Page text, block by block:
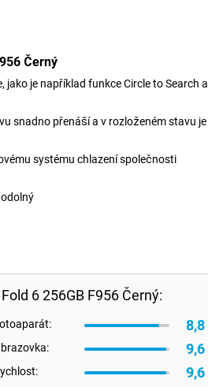
Černý
je například funkce Circle to Search a
snadno přenáší a v rozloženém stavu je
systému chlazení společnosti
6 256GB F956 Černý:
8,8
9,6
9,6